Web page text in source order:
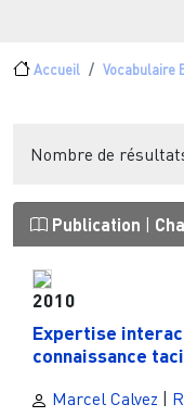
Fil d'Ariane
Accueil Vocabulaire
Nombre de
Publication
2010
Expertise
connaissance
Marcel Calvez